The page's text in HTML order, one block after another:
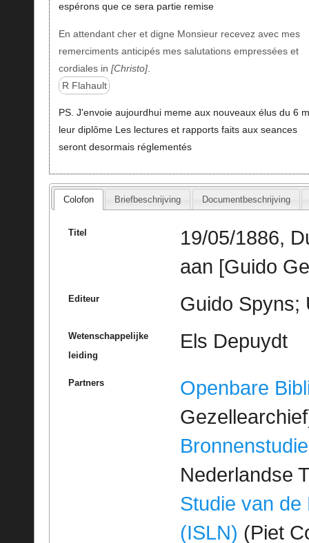
espérons que ce sera partie remise
En attendant cher et digne Monsieur recevez avec mes
remerciments anticipés mes salutations empressées et
cordiales in Christo .
R Flahault
PS. J'envoie aujourdhui meme aux nouveaux élus du 6
leur diplôme Les lectures et rapports faits aux seances
seront desormais réglementés
Colofon Briefbeschrijving Documentbeschrijving
Titel
19/05/1886,
aan [Guido
Editeur Guido Spyns;
Wetenschappelijke
leiding
Els Depuydt
Partners
Openbare
Bronnenstudie
Nederlandse
Studie van de
(ISLN) (Piet